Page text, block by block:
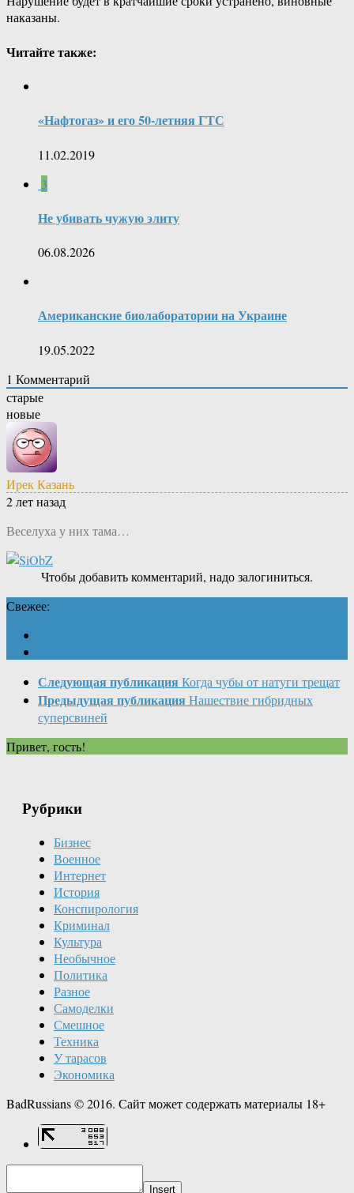
наказаны.
Читайте также:
«Нафтогаз» и его 50-летняя ГТС
11.02.2019
3
Не убивать чужую элиту
06.08.2026
Американские биолаборатории на Украине
19.05.2022
1 Комментарий
старые
новые
Ирек Казань
2 лет назад
Веселуха у них тама…
Чтобы добавить комментарий, надо залогиниться.
Свежее:
Следующая публикация Когда чубы от натуги трещат
Предыдущая публикация Нашествие гибридных
суперсвиней
Привет, гость!
Рубрики
Бизнес
Военное
Интернет
История
Конспирология
Криминал
Культура
Необычное
Политика
Разное
Самоделки
Смешное
Техника
У тарасов
Экономика
BadRussians © 2016. Сайт может содержать материалы 18+
Insert